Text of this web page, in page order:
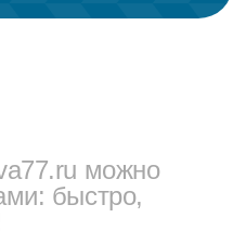
можно
быстро,